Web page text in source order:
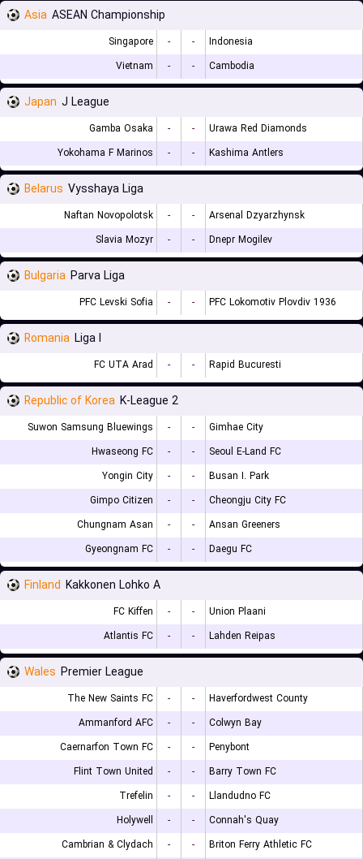
Asia ASEAN Championship
Singapore - -
Indonesia
Vietnam
- - Cambodia
Japan J League
Gamba Osaka - -
Urawa Red Diamonds
Yokohama F Marinos
- - Kashima Antlers
Belarus Vysshaya Liga
Naftan Novopolotsk - -
Arsenal Dzyarzhynsk
Slavia Mozyr
- - Dnepr Mogilev
Bulgaria Parva Liga
PFC Levski Sofia - - PFC Lokomotiv Plovdiv 1936
Romania Liga I
FC UTA Arad - - Rapid Bucuresti
Republic of Korea K-League 2
Suwon Samsung Bluewings - -
Gimhae City
Hwaseong FC
- -
Seoul E-Land FC
Yongin City
- -
Busan I. Park
Gimpo Citizen
- -
Cheongju City FC
Chungnam Asan
- -
Ansan Greeners
Gyeongnam FC
- - Daegu FC
Finland Kakkonen Lohko A
FC Kiffen - -
Union Plaani
Atlantis FC
- - Lahden Reipas
Wales Premier League
The New Saints FC - -
Haverfordwest County
Ammanford AFC
- -
Colwyn Bay
Caernarfon Town FC
- -
Penybont
Flint Town United
- -
Barry Town FC
Trefelin
- -
Llandudno FC
Holywell
- -
Connah's Quay
Cambrian & Clydach
- -
Briton Ferry Athletic FC